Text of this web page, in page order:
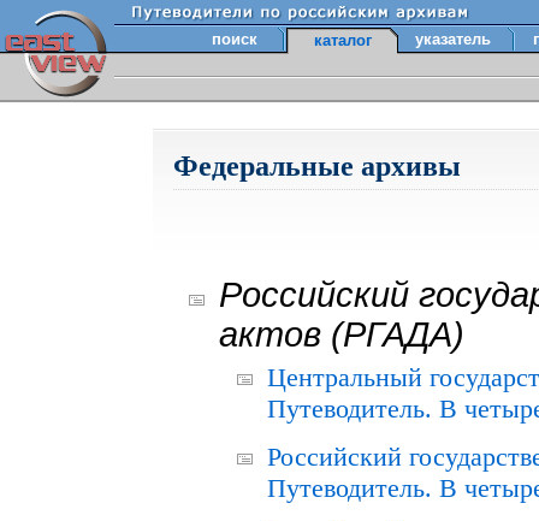
поиск каталог указатель
Федеральные архивы
Российский
актов (РГАДА)
Центральный
Путеводитель. В
Российский
Путеводитель. В